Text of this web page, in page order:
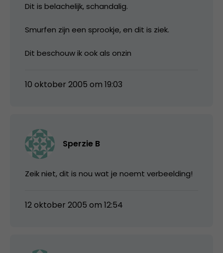
Dit is belachelijk, schandalig.
Smurfen zijn een sprookje, en dit is ziek.
Dit beschouw ik ook als onzin
10 oktober 2005 om 19:03
Sperzie B
Zeik niet, dit is nou wat je noemt verbeelding!
12 oktober 2005 om 12:54